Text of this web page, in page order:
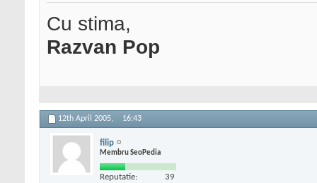
Cu stima,
Razvan Pop
12th April 2005, 16:43
filip
Membru SeoPedia
Reputatie: 39